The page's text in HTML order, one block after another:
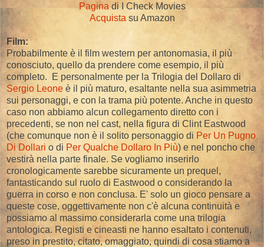
Paginadi I Check Movies
Acquista su Amazon
Film:
Probabilmente è il film western per antonomasia, il più
conosciuto, quello da prendere come esempio, il più
completo. E personalmente per la Trilogia del Dollaro di
Sergio Leone è il più maturo, esaltante nella sua asimmetria
sui personaggi, e con la trama più potente. Anche in questo
caso non abbiamo alcun collegamento diretto con i
precedenti, se non nel cast, nella figura di Clint Eastwood
(che comunque non è il solito personaggio di Per Un Pugno
Di Dollari o di Per Qualche Dollaro In Più) e nel poncho che
vestirà nella parte finale. Se vogliamo inserirlo
cronologicamente sarebbe sicuramente un prequel,
fantasticando sul ruolo di Eastwood o considerando la
guerra in corso e non conclusa. E' solo un gioco pensare a
queste cose, oggettivamente non c'è alcuna continuità e
possiamo al massimo considerarla come una trilogia
antologica. Registi e cineasti ne hanno esaltato i contenuti,
preso in prestito, citato, omaggiato, quindi di cosa stiamo a